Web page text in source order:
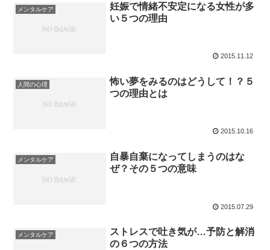
メンタルケア
妊娠で情緒不安定になる女性が多
い５つの理由
2015.11.12
人間の心理
怖い夢をみるのはどうして！？５
つの理由とは
2015.10.16
メンタルケア
自暴自棄になってしまうのはな
ぜ？その５つの意味
2015.07.29
メンタルケア
ストレスで吐き気が…予防と解消
の６つの方法